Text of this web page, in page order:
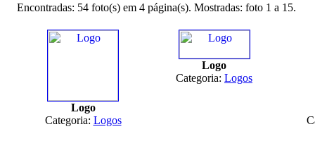
Encontradas: 54 foto(s) em 4 página(s). Mostradas: foto 1 a 15.
Logo
Categoria: Logos
Logo
Categoria: Logos